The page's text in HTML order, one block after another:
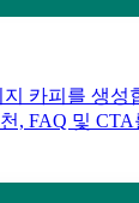
카피를 생성
, FAQ 및